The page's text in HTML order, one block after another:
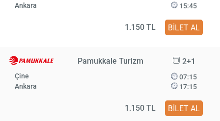
Ankara
15:45
1.150 TL BİLET AL
Pamukkale Turizm 2+1
Çine
Ankara
07:15
17:15
1.150 TL BİLET AL